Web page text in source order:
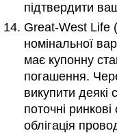
підтвердити
Great-West Life
номінальної
має купонну
погашення.
викупити деякі
поточні
облігація